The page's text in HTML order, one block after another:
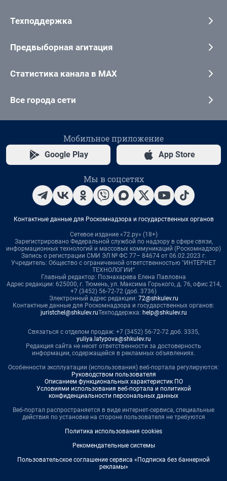
Техподдержка
Предвыборная агитация
Статистика канала в MAX
Все города сети
Мобильное приложение
Google Play App Store
Мы в соцсетях
Контактные данные для Роскомнадзора и государственных органов
Сетевое издание «72.ру» (18+)
Зарегистрировано Федеральной службой по надзору в сфере связи,
информационных технологий и массовых коммуникаций (Роскомнадзор)
Запись о регистрации СМИ ЭЛ № ФС 77– 84674 от 06.02.2023 г.
Учредитель: Общество с ограниченной ответственностью "ИНТЕРНЕТ
ТЕХНОЛОГИИ"
Главный редактор: Познахарева Елена Павловна
Адрес редакции: 625000, г. Тюмень, ул. Максима Горького, д. 76, офис 214,
+7 (3452) 56-72-72 (доб. 3736)
Электронный адрес редакции: 72@shkulev.ru
Контактные данные для Роскомнадзора и государственных органов:
juristchel@shkulev.ruТехподдержка: help@shkulev.ru
Связаться с отделом продаж: +7 (3452) 56-72-72 доб. 3335,
yuliya.latypova@shkulev.ru
Редакция сайта не несет ответственности за достоверность
информации, содержащейся в рекламных объявлениях.
Особенности эксплуатации (использования) веб-портала регулируются:
Руководством пользователя
Описанием функциональных характеристик ПО
Условиями использования веб-портала и политикой
конфиденциальности персональных данных
Веб-портал распространяется в виде интернет-сервиса, специальные
действия по установке на стороне пользователя не требуются
Политика использования cookies
Рекомендательные системы
Пользовательское соглашение сервиса «Подписка без баннерной
рекламы»